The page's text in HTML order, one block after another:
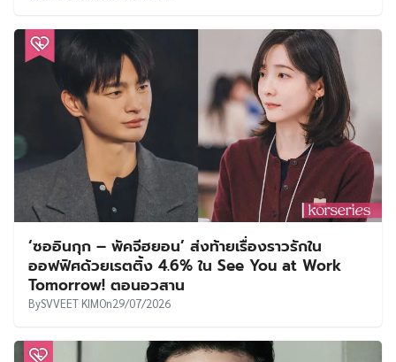
‘ซออินกุก – พัคจีฮยอน’ ส่งท้ายเรื่องราวรักใน
ออฟฟิศด้วยเรตติ้ง 4.6% ใน See You at Work
Tomorrow! ตอนอวสาน
BySVVEET KIMOn29/07/2026